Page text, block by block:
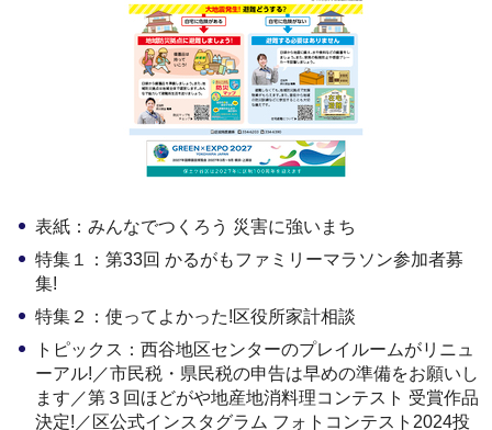
表紙：みんなでつくろう 災害に強いまち
特集１：第33回 かるがもファミリーマラソン参加者募
集!
特集２：使ってよかった!区役所家計相談
トピックス：西谷地区センターのプレイルームがリニュ
ーアル!／市民税・県民税の申告は早めの準備をお願いし
ます／第３回ほどがや地産地消料理コンテスト 受賞作品
決定!／区公式インスタグラム フォトコンテスト2024投